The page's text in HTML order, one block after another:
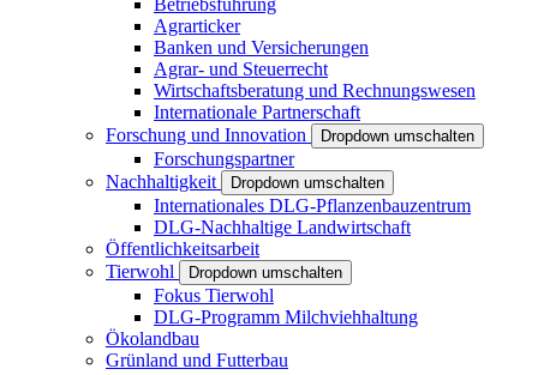
Betriebsführung
Agrarticker
Banken und Versicherungen
Agrar- und Steuerrecht
Wirtschaftsberatung und Rechnungswesen
Internationale Partnerschaft
Forschung und Innovation
Dropdown umschalten
Forschungspartner
Nachhaltigkeit
Dropdown umschalten
Internationales DLG-Pflanzenbauzentrum
DLG-Nachhaltige Landwirtschaft
Öffentlichkeitsarbeit
Tierwohl
Dropdown umschalten
Fokus Tierwohl
DLG-Programm Milchviehhaltung
Ökolandbau
Grünland und Futterbau